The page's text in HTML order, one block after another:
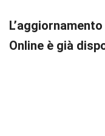
Online è già